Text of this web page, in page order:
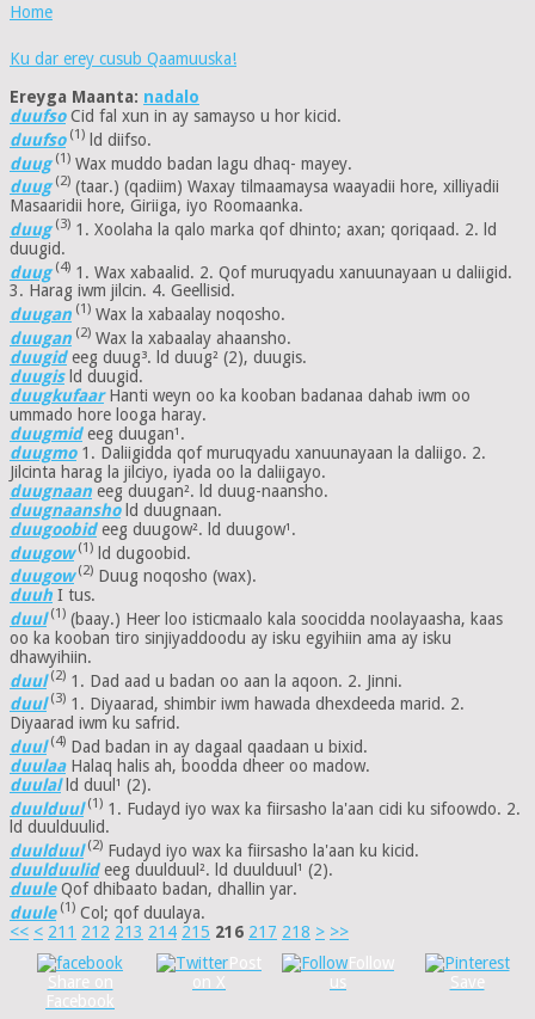
Home
Ku dar erey cusub Qaamuuska!
Ereyga Maanta: nadalo
duufsoCid fal xun in ay samayso u hor kicid.
duufso(1) ld diifso.
duug(1) Wax muddo badan lagu dhaq- mayey.
duug(2) (taar.) (qadiim) Waxay tilmaamaysa waayadii hore, xilliyadii
Masaaridii hore, Giriiga, iyo Roomaanka.
duug(3) 1. Xoolaha la qalo marka qof dhinto; axan; qoriqaad. 2. ld
duugid.
duug(4) 1. Wax xabaalid. 2. Qof muruqyadu xanuunayaan u daliigid.
3. Harag iwm jilcin. 4. Geellisid.
duugan (1) Wax la xabaalay noqosho.
duugan (2) Wax la xabaalay ahaansho.
duugideeg duug³. ld duug² (2), duugis.
duugisld duugid.
duugkufaarHanti weyn oo ka kooban badanaa dahab iwm oo
ummado hore looga haray.
duugmideeg duugan¹.
duugmo1. Daliigidda qof muruqyadu xanuunayaan la daliigo. 2.
Jilcinta harag la jilciyo, iyada oo la daliigayo.
duugnaan eeg duugan². ld duug-naansho.
duugnaanshold duugnaan.
duugoobideeg duugow². ld duugow¹.
duugow(1) ld dugoobid.
duugow(2) Duug noqosho (wax).
duuh I tus.
duul(1) (baay.) Heer loo isticmaalo kala soocidda noolayaasha, kaas
oo ka kooban tiro sinjiyaddoodu ay isku egyihiin ama ay isku
dhawyihiin.
duul(2) 1. Dad aad u badan oo aan la aqoon. 2. Jinni.
duul(3) 1. Diyaarad, shimbir iwm hawada dhexdeeda marid. 2.
Diyaarad iwm ku safrid.
duul(4) Dad badan in ay dagaal qaadaan u bixid.
duulaaHalaq halis ah, boodda dheer oo madow.
duulalld duul¹ (2).
duulduul(1) 1. Fudayd iyo wax ka fiirsasho la'aan cidi ku sifoowdo. 2.
ld duulduulid.
duulduul(2) Fudayd iyo wax ka fiirsasho la'aan ku kicid.
duulduulideeg duulduul². ld duulduul¹ (2).
duuleQof dhibaato badan, dhallin yar.
duule(1) Col; qof duulaya.
<< < 211 212 213 214 215 216 217 218 > >>
Share on
Facebook
Post
on X
Follow
us
Save